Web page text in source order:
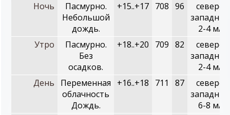
Ночь
Пасмурно.
Небольшой
дождь.
+15..+17 708 96
северо-
2-4 м/с
Утро
Пасмурно.
Без
осадков.
+18..+20 709 82
северо-
2-4 м/с
День
Переменная
облачность
Дождь.
+16..+18 711 87
северо-
6-8 м/с